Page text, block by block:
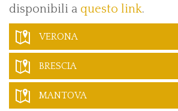
disponibili a questo link.
VERONA
BRESCIA
MANTOVA